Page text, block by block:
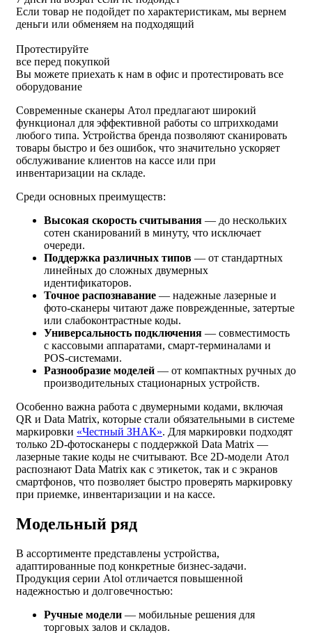
Если товар не подойдет по характеристикам, мы вернем
деньги или обменяем на подходящий
Протестируйте
все перед покупкой
Вы можете приехать к нам в офис и протестировать все
оборудование
Современные сканеры Атол предлагают широкий
функционал для эффективной работы со штрихкодами
любого типа. Устройства бренда позволяют сканировать
товары быстро и без ошибок, что значительно ускоряет
обслуживание клиентов на кассе или при
инвентаризации на складе.
Среди основных преимуществ:
Высокая скорость считывания — до нескольких
сотен сканирований в минуту, что исключает
очереди.
Поддержка различных типов — от стандартных
линейных до сложных двумерных
идентификаторов.
Точное распознавание — надежные лазерные и
фото-сканеры читают даже поврежденные, затертые
или слабоконтрастные коды.
Универсальность подключения — совместимость
с кассовыми аппаратами, смарт-терминалами и
POS-системами.
Разнообразие моделей — от компактных ручных до
производительных стационарных устройств.
Особенно важна работа с двумерными кодами, включая
QR и Data Matrix, которые стали обязательными в системе
маркировки «Честный ЗНАК». Для маркировки подходят
только 2D-фотосканеры с поддержкой Data Matrix —
лазерные такие коды не считывают. Все 2D-модели Атол
распознают Data Matrix как с этикеток, так и с экранов
смартфонов, что позволяет быстро проверять маркировку
при приемке, инвентаризации и на кассе.
Модельный ряд
В ассортименте представлены устройства,
адаптированные под конкретные бизнес-задачи.
Продукция серии Atol отличается повышенной
надежностью и долговечностью:
Ручные модели — мобильные решения для
торговых залов и складов.